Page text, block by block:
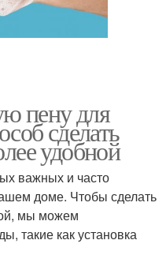
пену для
сделать
удобной
важных и часто
доме. Чтобы сделать
мы можем
такие как установка